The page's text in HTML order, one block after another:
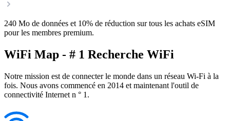
240 Mo de données et 10% de réduction sur tous les achats eSIM
pour les membres premium.
WiFi Map - # 1 Recherche WiFi
Notre mission est de connecter le monde dans un réseau Wi-Fi à la
fois. Nous avons commencé en 2014 et maintenant l'outil de
connectivité Internet n ° 1.